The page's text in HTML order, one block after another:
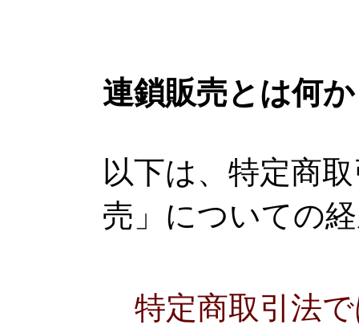
連鎖販売とは何か
以下は、特定商
売」についての
特定商取引法